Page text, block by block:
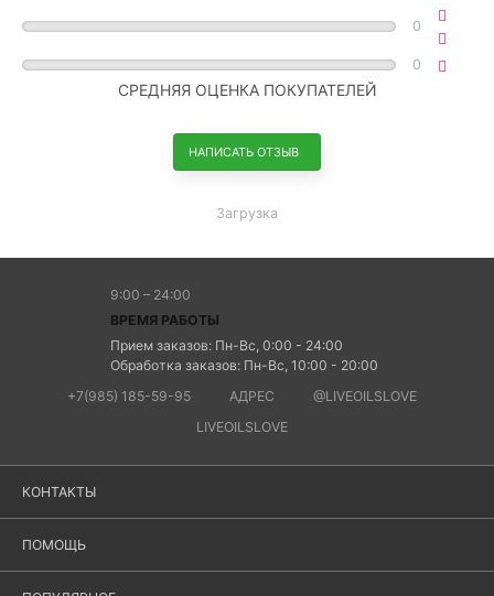
0
0
СРЕДНЯЯ ОЦЕНКА ПОКУПАТЕЛЕЙ
НАПИСАТЬ ОТЗЫВ
Загрузка
9:00 – 24:00
ВРЕМЯ РАБОТЫ
Прием заказов: Пн-Вс, 0:00 - 24:00
Обработка заказов: Пн-Вс, 10:00 - 20:00
+7(985) 185-59-95
АДРЕС
@LIVEOILSLOVE
LIVEOILSLOVE
КОНТАКТЫ
ПОМОЩЬ